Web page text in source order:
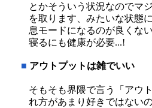
とかそういう状況なのでマ
を取ります、みたいな状態
息モードになるのが良くな
寝るにも健康が必要...!
■ アウトプットは雑でいい
そもそも界隈で言う「アウ
れ方があまり好きではない